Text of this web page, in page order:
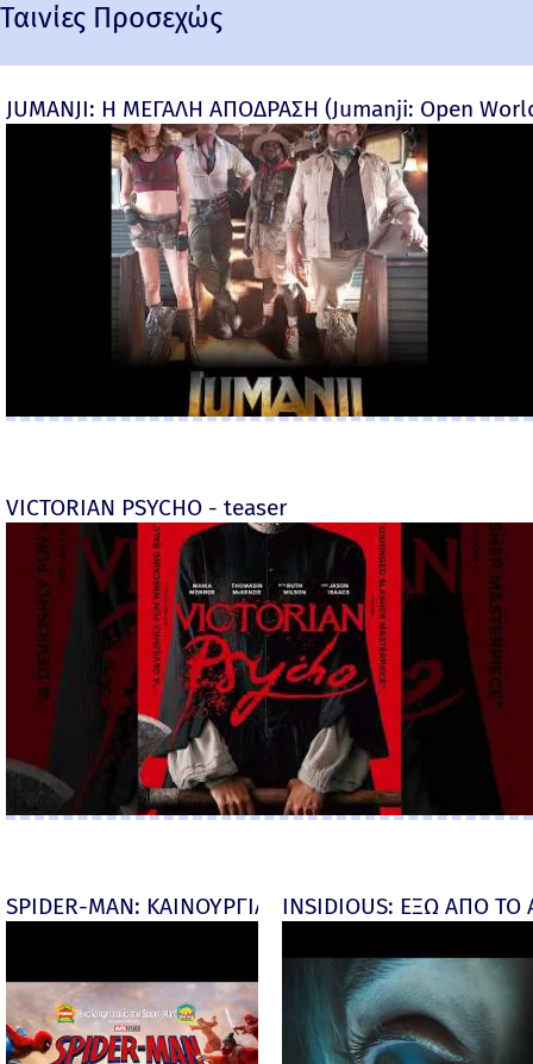
Ταινίες Προσεχώς
JUMANJI: Η ΜΕΓΑΛΗ ΑΠΟΔΡΑΣΗ (Jumanji: Open
VICTORIAN PSYCHO - teaser
SPIDER-MAN: ΚΑΙΝΟΥΡΓΙΑ ΜΕΡΑ (Spider-Man:
INSIDIOUS: ΕΞΩ ΑΠΟ